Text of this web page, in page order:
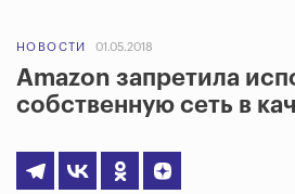
НОВОСТИ 01.05.2018
Amazon запретила
собственную сеть в